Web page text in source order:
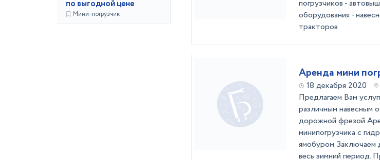
по выгодной цене
Мини-погрузчик
погрузчиков -
оборудования -
тракторов
Аренда мини
18 декабря 2020
Предлагаем Вам
различным навесным
дорожной фрезой
минипогрузчика с
ямобуром Заключаем
весь зимний период.